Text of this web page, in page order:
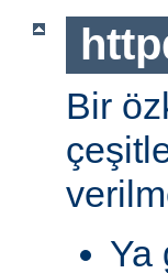
Bir
Ya